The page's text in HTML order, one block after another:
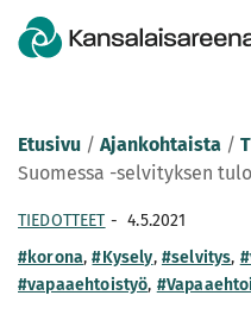
Etusivu / Ajankohtaista /
Suomessa -selvityksen
TIEDOTTEET - 4.5.2021
#korona,#Kysely, #selvitys,
#vapaaehtoistyö,